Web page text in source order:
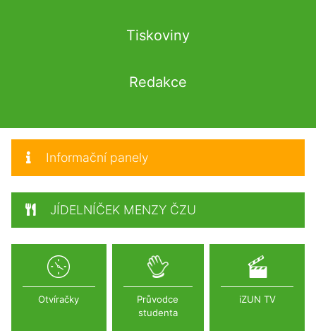
Tiskoviny
Redakce
Informační panely
JÍDELNÍČEK MENZY ČZU
Otvíračky
Průvodce
studenta
iZUN TV